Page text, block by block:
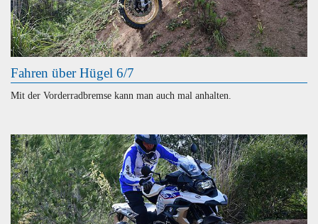
Fahren über Hügel 6/7
Mit der Vorderradbremse kann man auch mal anhalten.